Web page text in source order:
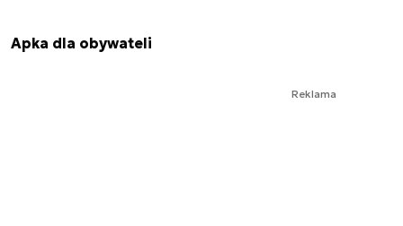
Apka dla obywateli
Reklama